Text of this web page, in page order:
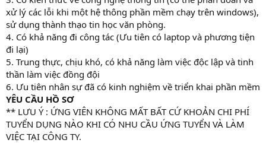
xử lý các lỗi khi một hệ thông phần mềm chạy trên windows),
sử dụng thành thạo tin học văn phòng.
4. Có khả năng đi công tác (Ưu tiên có laptop và phương tiện
đi lại)
5. Trung thực, chịu khó, có khả năng làm việc độc lập và tinh
thần làm việc đồng đội
6. Ưu tiên nhân sự đã có kinh nghiệm về triển khai phần mềm
YÊU CẦU HỒ SƠ
** LƯU Ý : ỨNG VIÊN KHÔNG MẤT BẤT CỨ KHOẢN CHI PHÍ
TUYỂN DỤNG NÀO KHI CÓ NHU CẦU ỨNG TUYỂN VÀ LÀM
VIỆC TẠI CÔNG TY.